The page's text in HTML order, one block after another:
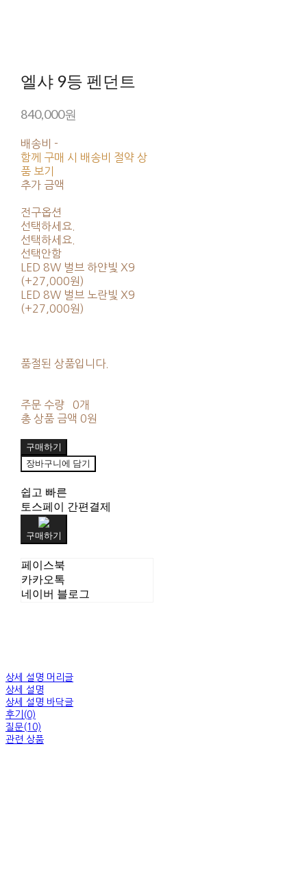
엘샤 9등 펜던트
840,000원
배송비 -
함께 구매 시 배송비 절약 상
품 보기
추가 금액
전구옵션
선택하세요.
선택하세요.
선택안함
LED 8W 벌브 하얀빛 X9
(+27,000원)
LED 8W 벌브 노란빛 X9
(+27,000원)
품절된 상품입니다.
주문 수량
0개
총 상품 금액 0원
구매하기
장바구니에 담기
쉽고 빠른
토스페이 간편결제
구매하기
페이스북
카카오톡
네이버 블로그
상세 설명 머리글
상세 설명
상세 설명 바닥글
후기(0)
질문(10)
관련 상품